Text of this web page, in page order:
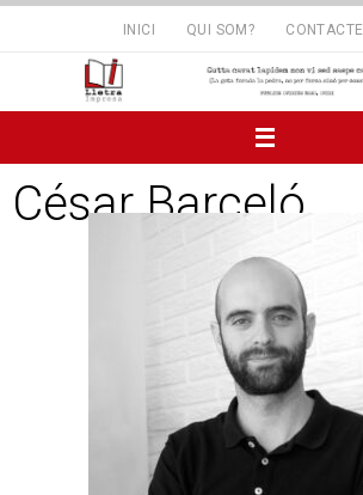
INICI QUI SOM? CONTACTE
César Barceló